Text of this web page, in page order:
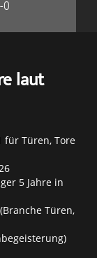
0
laut
für Türen, Tore
5 Jahre in
Türen,